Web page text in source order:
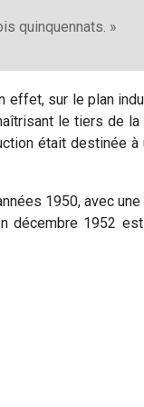
quinquennats. »
effet, sur le plan
le tiers de
était destinée
1950, avec
décembre 1952